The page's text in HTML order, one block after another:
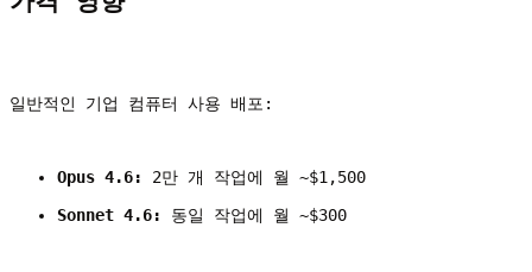
일반적인 기업 컴퓨터 사용 배포:
Opus 4.6:
2만 개 작업에 월 ~$1,500
Sonnet 4.6:
동일 작업에 월 ~$300